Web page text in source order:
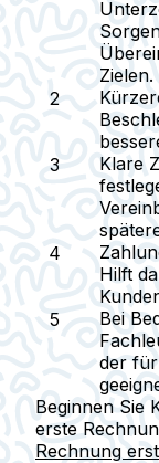
Zielen.
Klare
Hilft
Bei
der
Beginnen Sie
erste
Rechnung